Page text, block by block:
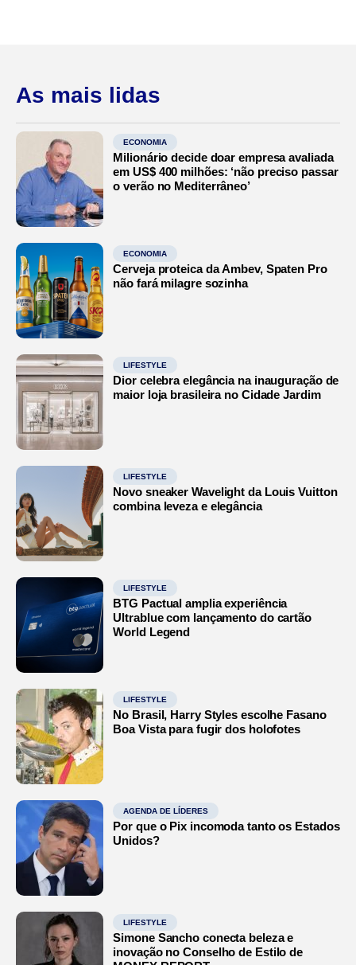
As mais lidas
ECONOMIA
Milionário decide doar empresa avaliada
em US$ 400 milhões: ‘não preciso passar
o verão no Mediterrâneo’
ECONOMIA
Cerveja proteica da Ambev, Spaten Pro
não fará milagre sozinha
LIFESTYLE
Dior celebra elegância na inauguração de
maior loja brasileira no Cidade Jardim
LIFESTYLE
Novo sneaker Wavelight da Louis Vuitton
combina leveza e elegância
LIFESTYLE
BTG Pactual amplia experiência
Ultrablue com lançamento do cartão
World Legend
LIFESTYLE
No Brasil, Harry Styles escolhe Fasano
Boa Vista para fugir dos holofotes
AGENDA DE LÍDERES
Por que o Pix incomoda tanto os Estados
Unidos?
LIFESTYLE
Simone Sancho conecta beleza e
inovação no Conselho de Estilo de